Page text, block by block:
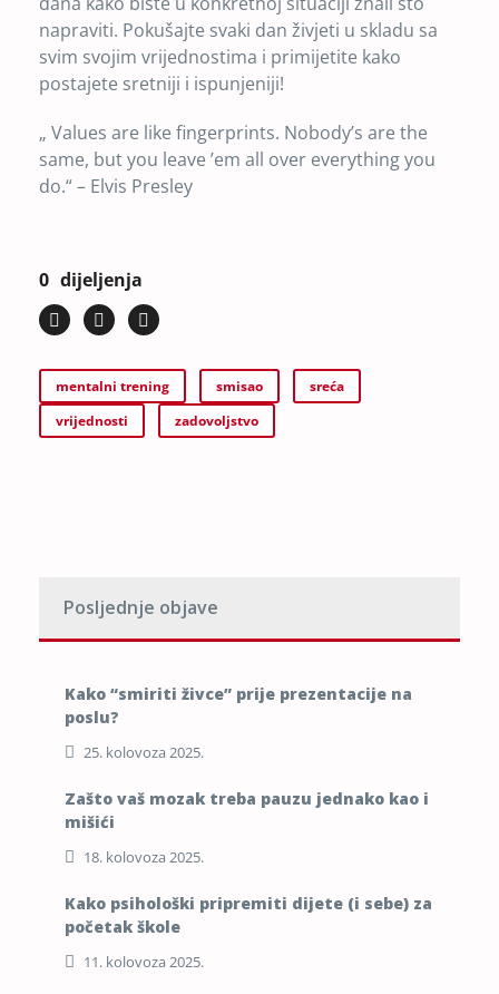
napraviti. Pokušajte svaki dan živjeti u skladu sa
svim svojim vrijednostima i primijetite kako
postajete sretniji i ispunjeniji!
„ Values are like fingerprints. Nobody’s are the
same, but you leave ’em all over everything you
do.“ – Elvis Presley
0 dijeljenja
mentalni trening smisao
sreća
vrijednosti
zadovoljstvo
Posljednje objave
Kako “smiriti živce” prije prezentacije na
poslu?
25. kolovoza 2025.
Zašto vaš mozak treba pauzu jednako kao i
mišići
18. kolovoza 2025.
Kako psihološki pripremiti dijete (i sebe) za
početak škole
11. kolovoza 2025.